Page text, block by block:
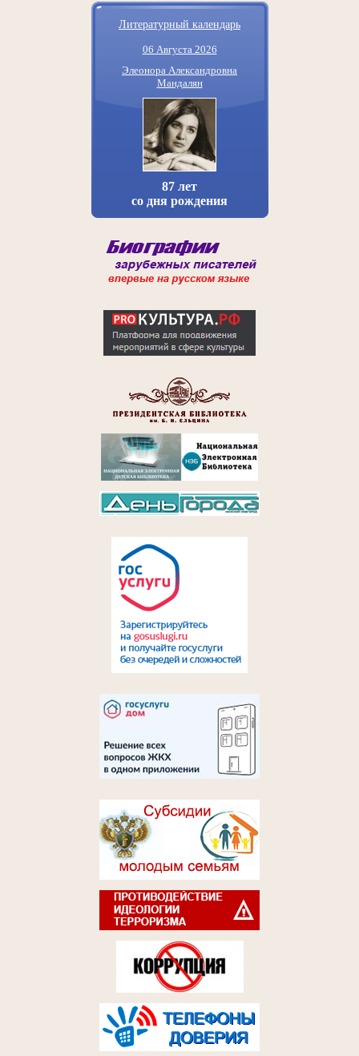
Литературный календарь
06 Августа 2026
Элеонора Александровна
Мандалян
87 лет
со дня рождения